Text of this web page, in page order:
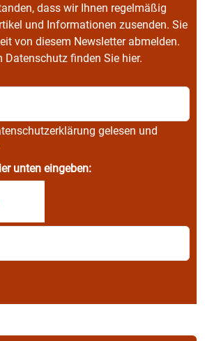
dass wir Ihnen regelmäßig
und Informationen zusenden. Sie
von diesem Newsletter abmelden.
Datenschutz finden Sie hier.
gelesen und
unten eingeben: